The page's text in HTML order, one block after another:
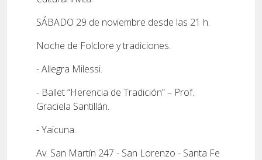
SÁBADO 29 de noviembre desde las 21 h.
Noche de Folclore y tradiciones.
- Allegra Milessi.
- Ballet “Herencia de Tradición” – Prof.
Graciela Santillán.
- Yaicuna.
Av. San Martín 247 - San Lorenzo - Santa Fe